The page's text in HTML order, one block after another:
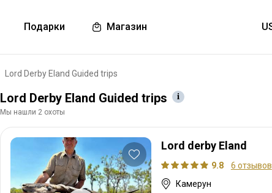
Подарки Магазин
Lord Derby Eland Guided trips
Lord Derby Eland Guided trips
Мы нашли 2 охоты
Lord derby Eland
9.8
6 отзывов
Камерун